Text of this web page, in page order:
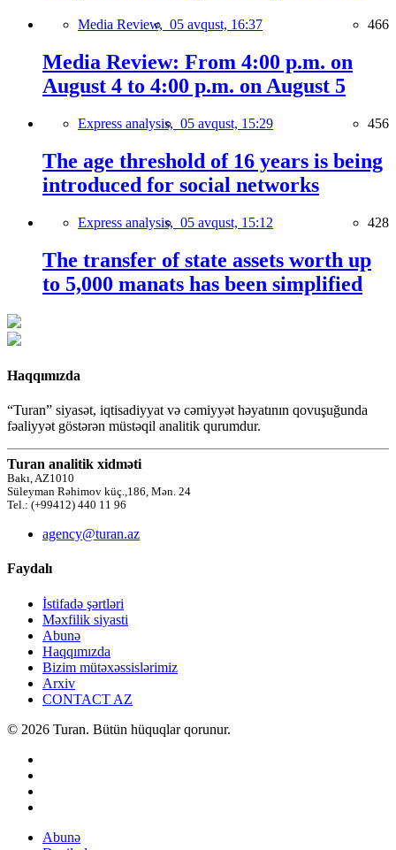
Media Review, 05 avqust, 16:37 466
Media Review: From 4:00 p.m. on
August 4 to 4:00 p.m. on August 5
Express analysis, 05 avqust, 15:29 456
The age threshold of 16 years is being
introduced for social networks
Express analysis, 05 avqust, 15:12 428
The transfer of state assets worth up
to 5,000 manats has been simplified
Haqqımızda
“Turan” siyasət, iqtisadiyyat və cəmiyyət həyatının qovuşuğunda
fəaliyyət göstərən müstəqil analitik qurumdur.
Turan analitik xidməti
Bakı, AZ1010
Süleyman Rəhimov küç.,186, Mən. 24
Tel.: (+99412) 440 11 96
agency@turan.az
Faydalı
İstifadə şərtləri
Məxfilik siyasti
Abunə
Haqqımızda
Bizim mütəxəssislərimiz
Arxiv
CONTACT AZ
© 2026 Turan. Bütün hüquqlar qorunur.
Abunə